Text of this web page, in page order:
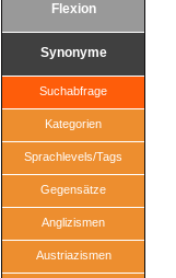
Flexion
Synonyme
Suchabfrage
Kategorien
Sprachlevels/Tags
Gegensätze
Anglizismen
Austriazismen